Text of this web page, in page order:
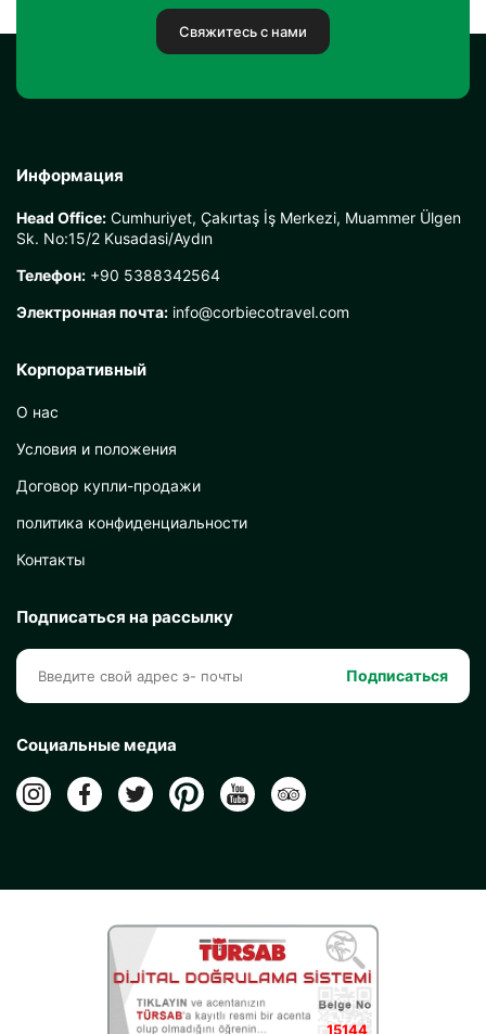
Свяжитесь с нами
Информация
Head Office: Cumhuriyet, Çakırtaş İş Merkezi, Muammer Ülgen
Sk. No:15/2 Kusadasi/Aydın
Телефон: +90 5388342564
Электронная почта: info@corbiecotravel.com
Корпоративный
О нас
Условия и положения
Договор купли-продажи
политика конфиденциальности
Контакты
Подписаться на рассылку
Подписаться
Социальные медиа
15144